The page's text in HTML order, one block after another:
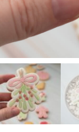
Cursussen
Gratis
Outlet